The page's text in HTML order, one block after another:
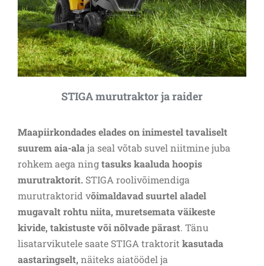
STIGA murutraktor ja raider
Maapiirkondades elades on inimestel tavaliselt
suurem aia-alaja seal võtab suvel niitmine juba
rohkem aega ningtasuks kaaluda hoopis
murutraktorit.STIGA roolivõimendiga
murutraktorid võimaldavad suurtel aladel
mugavalt rohtu niita, muretsemata väikeste
kivide, takistuste või nõlvade pärast. Tänu
lisatarvikutele saate STIGA traktorit kasutada
aastaringselt, näiteks aiatöödel ja